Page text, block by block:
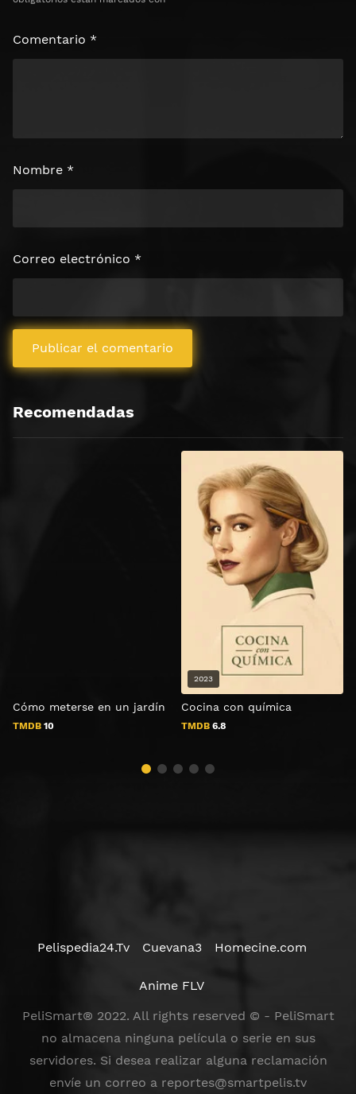
Comentario *
Nombre *
Correo electrónico *
Recomendadas
Cómo meterse en un jardín
TMDB 10
Cocina con química
TMDB 6.8
2023
Pelispedia24.Tv Cuevana3 Homecine.com
Anime FLV
PeliSmart® 2022. All rights reserved © - PeliSmart
no almacena ninguna película o serie en sus
servidores. Si desea realizar alguna reclamación
envíe un correo a reportes@smartpelis.tv